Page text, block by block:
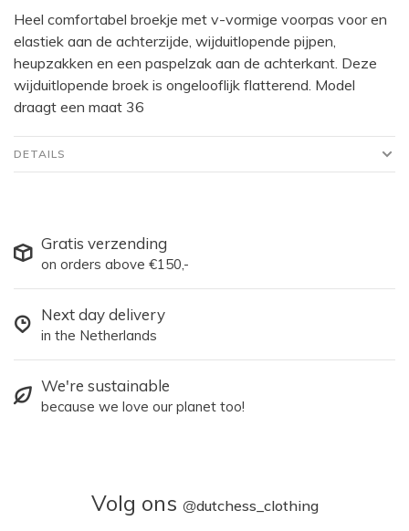
Heel comfortabel broekje met v-vormige voorpas voor en
elastiek aan de achterzijde, wijduitlopende pijpen,
heupzakken en een paspelzak aan de achterkant. Deze
wijduitlopende broek is ongelooflijk flatterend. Model
draagt een maat 36
DETAILS
Gratis verzending
on orders above €150,-
Next day delivery
in the Netherlands
We're sustainable
because we love our planet too!
Volg ons @dutchess_clothing